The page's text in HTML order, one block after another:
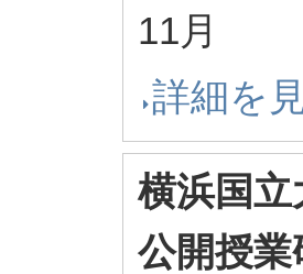
11月
詳細を
横浜国
公開授